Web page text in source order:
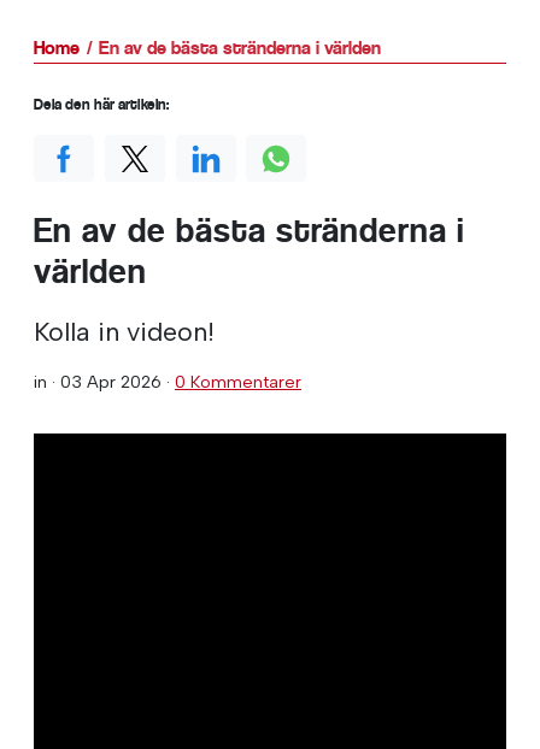
Home En av de bästa stränderna i världen
En av de bästa stränderna i
världen
Kolla in videon!
in · 03 Apr 2026 · 0 Kommentarer
Dela den här artikeln: